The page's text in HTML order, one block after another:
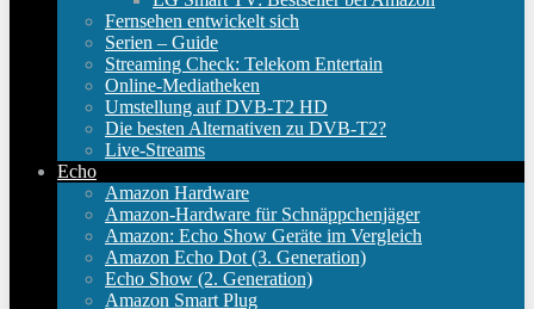
Fernsehen entwickelt sich
Serien – Guide
Streaming Check: Telekom Entertain
Online-Mediatheken
Umstellung auf DVB-T2 HD
Die besten Alternativen zu DVB-T2?
Live-Streams
Echo
Amazon Hardware
Amazon-Hardware für Schnäppchenjäger
Amazon: Echo Show Geräte im Vergleich
Amazon Echo Dot (3. Generation)
Echo Show (2. Generation)
Amazon Smart Plug